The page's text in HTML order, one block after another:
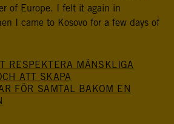
of Europe. I felt it again in
I came to Kosovo for a few days of
RESPEKTERA MÄNSKLIGA
ATT SKAPA
FÖR SAMTAL BAKOM EN